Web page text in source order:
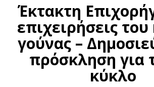
Έκτακτη
επιχειρήσεις
γούνας –
πρόσκληση για
κύκλο